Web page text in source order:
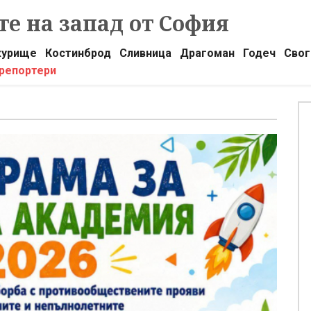
на запад от София
Костинброд Сливница Драгоман Годеч